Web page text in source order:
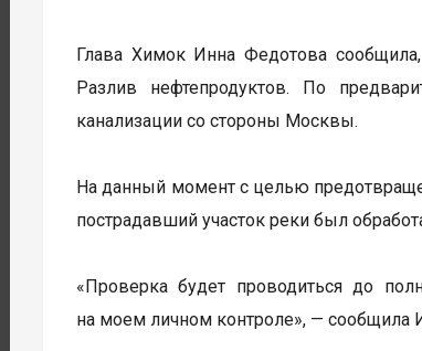
Глава Химок Инна Федотова
Разлив нефтепродуктов. По
канализации со стороны Москвы.
На данный момент с целью
пострадавший участок реки был
«Проверка будет проводиться до
на моем личном контроле», — сообщила